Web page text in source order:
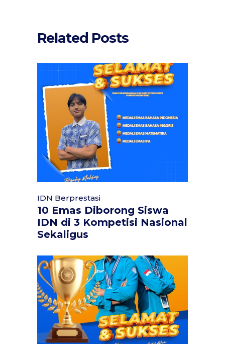
Related Posts
IDN Berprestasi
10 Emas Diborong Siswa
IDN di 3 Kompetisi Nasional
Sekaligus